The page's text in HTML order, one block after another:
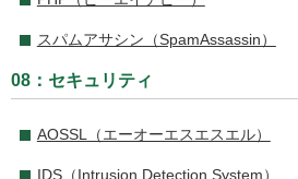
スパムアサシン（SpamAssassin）
08：セキュリティ
AOSSL（エーオーエスエスエル）
IDS（Intrusion Detection System）